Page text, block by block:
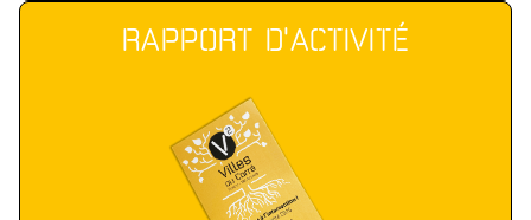
RAPPORT D'ACTIVITÉ